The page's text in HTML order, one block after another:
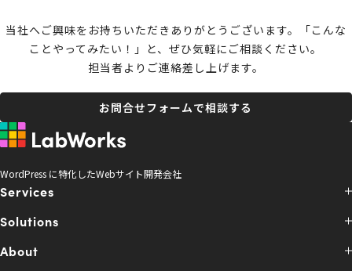
当社へご興味をお持ちいただきありがとうございます。
「こんな
ことやってみたい！」と、ぜひ気軽にご相談ください。
担当者よりご連絡差し上げます。
お問合せフォームで相談する
WordPress に特化したWebサイト開発会社
Services
Solutions
About